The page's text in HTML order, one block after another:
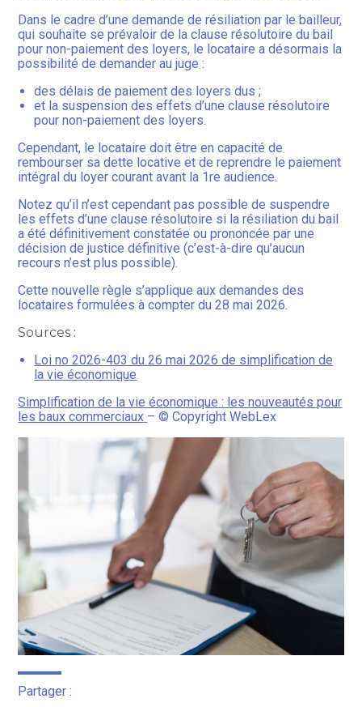
Dans le cadre d’une demande de résiliation par le bailleur,
qui souhaite se prévaloir de la clause résolutoire du bail
pour non-paiement des loyers, le locataire a désormais la
possibilité de demander au juge :
des délais de paiement des loyers dus ;
et la suspension des effets d’une clause résolutoire
pour non-paiement des loyers.
Cependant, le locataire doit être en capacité de
rembourser sa dette locative et de reprendre le paiement
intégral du loyer courant avant la 1re audience.
Notez qu’il n’est cependant pas possible de suspendre
les effets d’une clause résolutoire si la résiliation du bail
a été définitivement constatée ou prononcée par une
décision de justice définitive (c’est-à-dire qu’aucun
recours n’est plus possible).
Cette nouvelle règle s’applique aux demandes des
locataires formulées à compter du 28 mai 2026.
Sources :
Loi no 2026-403 du 26 mai 2026 de simplification de
la vie économique
Simplification de la vie économique : les nouveautés pour
les baux commerciaux – © Copyright WebLex
Partager :